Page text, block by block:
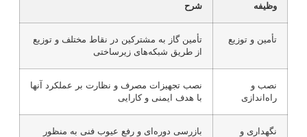
وظیفه شرح
تأمین و توزیع
تأمین گاز به مشترکین در نقاط مختلف و توزیع
از طریق شبکه‌های زیرساختی
نصب و
راه‌اندازی
نصب تجهیزات مصرف و نظارت بر عملکرد آنها
با هدف ایمنی و کارایی
نگهداری و
بازرسی دوره‌ای و رفع عیوب فنی به منظور